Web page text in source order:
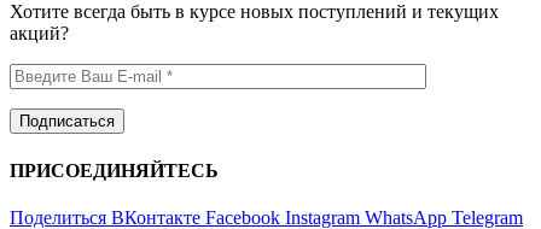
Хотите всегда быть в курсе новых поступлений и текущих
акций?
ПРИСОЕДИНЯЙТЕСЬ
Поделиться ВКонтакте Facebook Instagram WhatsApp Telegram